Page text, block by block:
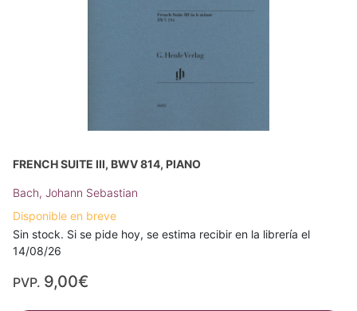
FRENCH SUITE III, BWV 814, PIANO
Bach, Johann Sebastian
Disponible en breve
Sin stock. Si se pide hoy, se estima recibir en la librería el
14/08/26
PVP. 9,00€